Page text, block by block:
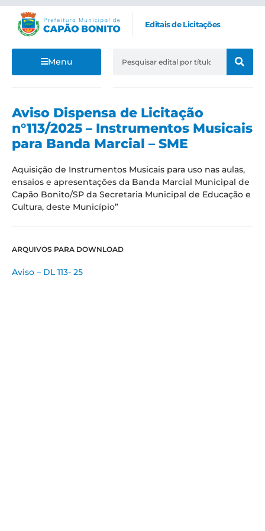
Editais de Licitações
Menu
Aviso Dispensa de Licitação
n°113/2025 – Instrumentos Musicais
para Banda Marcial – SME
Aquisição de Instrumentos Musicais para uso nas aulas,
ensaios e apresentações da Banda Marcial Municipal de
Capão Bonito/SP da Secretaria Municipal de Educação e
Cultura, deste Município”
ARQUIVOS PARA DOWNLOAD
Aviso – DL 113- 25